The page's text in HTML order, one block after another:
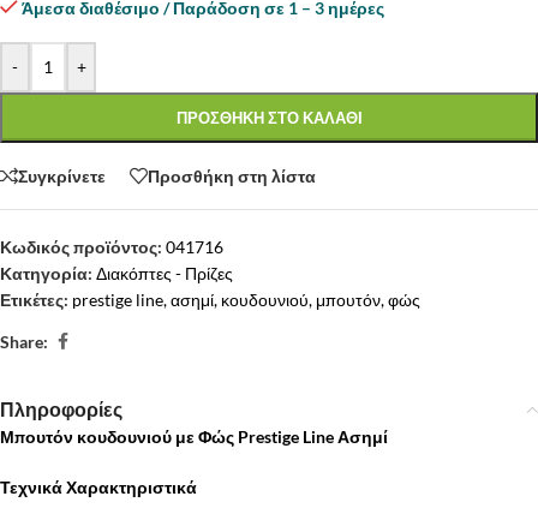
Άμεσα διαθέσιμο / Παράδοση σε 1 – 3 ημέρες
- +
ΠΡΟΣΘΗΚΗ ΣΤΟ ΚΑΛΑΘΙ
Συγκρίνετε Προσθήκη στη λίστα
Κωδικός προϊόντος: 041716
Κατηγορία: Διακόπτες - Πρίζες
Ετικέτες: prestige line,ασημί, κουδουνιού, μπουτόν,φώς
Share:
Πληροφορίες
Μπουτόν κουδουνιού με Φώς Prestige Line Ασημί
Τεχνικά Χαρακτηριστικά